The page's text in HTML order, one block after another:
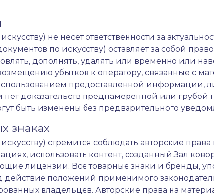
не несет ответственности за
по искусству) оставляет за собой
дополнять, удалять или временно или
убытков к оператору, связанные с
предоставленной информации,
доказательств преднамеренной или грубой
быть изменены без предварительного
знаках
стремится соблюдать авторские
использовать контент, созданный Зал
лицензии. Все товарные знаки и бренды,
положений применимого
владельцев. Авторские права на